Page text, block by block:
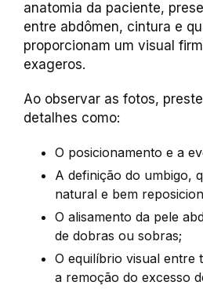
anatomia da paciente,
entre abdômen, cintura e
proporcionam um visual
exageros.
Ao observar as fotos,
detalhes como:
O posicionamento e a
A definição do umbigo,
natural e bem
O alisamento da pele
de dobras ou sobras;
O equilíbrio visual entre
a remoção do excesso